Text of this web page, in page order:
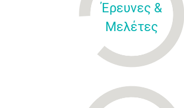
Έρευνες &
Μελέτες